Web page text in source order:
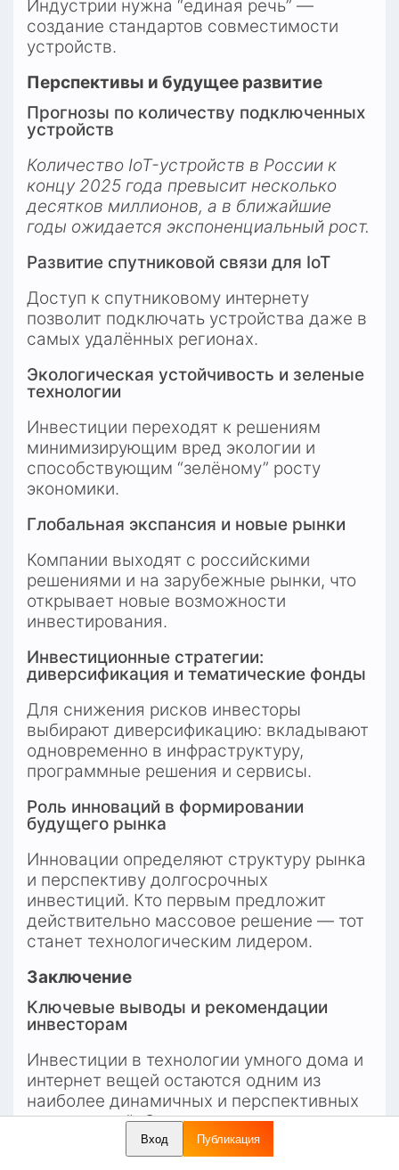
Индустрии нужна “единая речь” —
создание стандартов совместимости
устройств.
Перспективы и будущее развитие
Прогнозы по количеству подключенных
устройств
Количество IoT-устройств в России к
концу 2025 года превысит несколько
десятков миллионов, а в ближайшие
годы ожидается экспоненциальный рост.
Развитие спутниковой связи для IoT
Доступ к спутниковому интернету
позволит подключать устройства даже в
самых удалённых регионах.
Экологическая устойчивость и зеленые
технологии
Инвестиции переходят к решениям
минимизирующим вред экологии и
способствующим “зелёному” росту
экономики.
Глобальная экспансия и новые рынки
Компании выходят с российскими
решениями и на зарубежные рынки, что
открывает новые возможности
инвестирования.
Инвестиционные стратегии:
диверсификация и тематические фонды
Для снижения рисков инвесторы
выбирают диверсификацию: вкладывают
одновременно в инфраструктуру,
программные решения и сервисы.
Роль инноваций в формировании
будущего рынка
Инновации определяют структуру рынка
и перспективу долгосрочных
инвестиций. Кто первым предложит
действительно массовое решение — тот
станет технологическим лидером.
Заключение
Ключевые выводы и рекомендации
инвесторам
Инвестиции в технологии умного дома и
интернет вещей остаются одним из
наиболее динамичных и перспективных
направлений. Однако важно тщательно
анализировать рынок, выбирать
сегменты с высокой рентабельностью и
Вход Публикация